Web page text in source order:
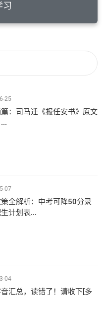
习
25
：司马迁《报任安书》原文
07
全解析：中考可降50分录
计划表...
04
汇总，读错了！请收下[多